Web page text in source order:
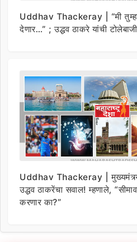
Uddhav Thackeray | “मी
देणार…” ; उद्धव ठाकरे यांची टोलेबाजी
Uddhav Thackeray |
उद्धव ठाकरेंचा सवाल! म्हणाले,
करणार का?”